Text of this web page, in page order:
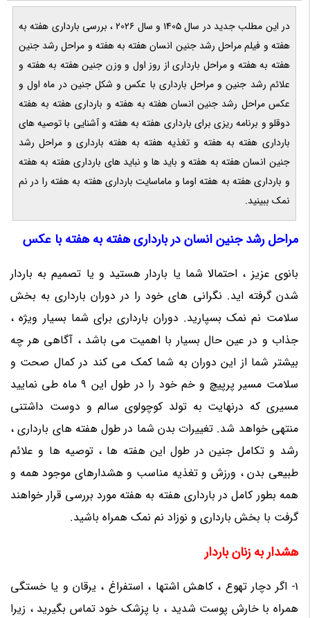
در این مطلب جدید در سال 1405 و سال 2026 ، بررسی بارداری هفته به
هفته و فیلم مراحل رشد جنین انسان هفته به هفته و مراحل رشد جنین
هفته به هفته و مراحل بارداری از روز اول و وزن جنین هفته به هفته و
علائم رشد جنین و مراحل بارداری با عکس و شکل جنین در ماه اول و
عکس مراحل رشد جنین انسان هفته به هفته و بارداری هفته به هفته
دوقلو و برنامه ریزی برای بارداری هفته به هفته و آشنایی با توصیه های
بارداری هفته به هفته و تغذیه هفته به هفته بارداری و مراحل رشد
جنین انسان هفته به هفته و باید ها و نباید های بارداری هفته به هفته
و بارداری هفته به هفته اوما و ماماسایت بارداری هفته به هفته را در نم
نمک ببینید.
مراحل رشد جنین انسان در بارداری هفته به هفته با عکس
بانوی عزیز ، احتمالا شما یا باردار هستید و یا تصمیم به باردار
شدن گرفته اید. نگرانی های خود را در دوران بارداری به بخش
سلامت نم نمک بسپارید. دوران بارداری برای شما بسیار ویژه ،
جذاب و در عین حال بسیار با اهمیت می باشد ، آگاهی هر چه
بیشتر شما از این دوران به شما کمک می کند در کمال صحت و
سلامت مسیر پرپیچ و خم خود را در طول این 9 ماه طی نمایید
مسیری که درنهایت به تولد کوچولوی سالم و دوست داشتنی
منتهی خواهد شد. تغییرات بدن شما در طول هفته های بارداری ،
رشد و تکامل جنین در طول این هفته ها ، توصیه ها و علائم
طبیعی بدن ، ورزش و تغذیه مناسب و هشدارهای موجود همه و
همه بطور کامل در بارداری هفته به هفته مورد بررسی قرار خواهند
گرفت با بخش بارداری و نوزاد نم نمک همراه باشید.
هشدار به زنان باردار
1- اگر دچار تهوع ، کاهش اشتها ، استفراغ ، یرقان و یا خستگی
همراه با خارش پوست شدید ، با پزشک خود تماس بگیرید ، زیرا